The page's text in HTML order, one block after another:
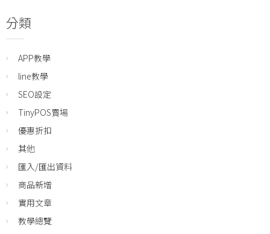
分類
APP教學
line教學
SEO設定
TinyPOS賣場
優惠折扣
其他
匯入/匯出資料
商品新增
實用文章
教學總覽